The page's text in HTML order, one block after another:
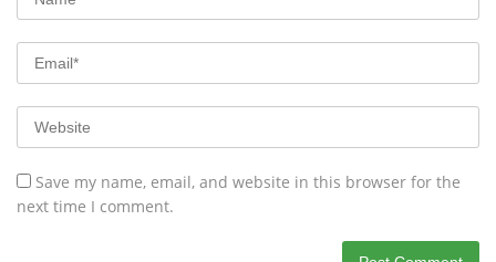
Save my name, email, and website in this browser for the
next time I comment.